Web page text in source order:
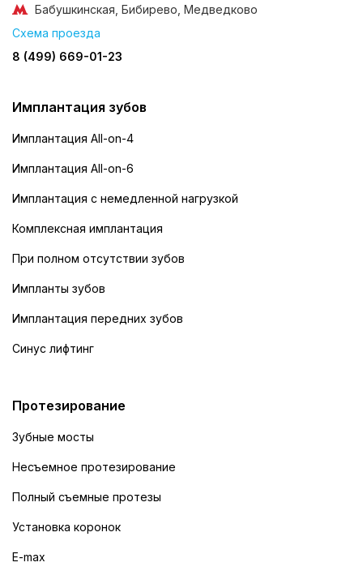
Имплантация зубов
Имплантация All-on-4
Имплантация All-on-6
Имплантация с немедленной нагрузкой
Комплексная имплантация
При полном отсутствии зубов
Импланты зубов
Имплантация передних зубов
Синус лифтинг
Протезирование
Зубные мосты
Несъемное протезирование
Полный съемные протезы
Установка коронок
E-max
Бабушкинская, Бибирево, Медведково
Схема проезда
8 (499) 669-01-23